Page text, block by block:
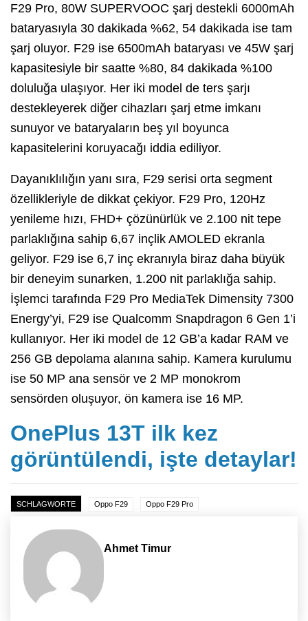
F29 Pro, 80W SUPERVOOC şarj destekli 6000mAh
bataryasıyla 30 dakikada %62, 54 dakikada ise tam
şarj oluyor. F29 ise 6500mAh bataryası ve 45W şarj
kapasitesiyle bir saatte %80, 84 dakikada %100
doluluğa ulaşıyor. Her iki model de ters şarjı
destekleyerek diğer cihazları şarj etme imkanı
sunuyor ve bataryaların beş yıl boyunca
kapasitelerini koruyacağı iddia ediliyor.
Dayanıklılığın yanı sıra, F29 serisi orta segment
özellikleriyle de dikkat çekiyor. F29 Pro, 120Hz
yenileme hızı, FHD+ çözünürlük ve 2.100 nit tepe
parlaklığına sahip 6,67 inçlik AMOLED ekranla
geliyor. F29 ise 6,7 inç ekranıyla biraz daha büyük
bir deneyim sunarken, 1.200 nit parlaklığa sahip.
İşlemci tarafında F29 Pro MediaTek Dimensity 7300
Energy’yi, F29 ise Qualcomm Snapdragon 6 Gen 1’i
kullanıyor. Her iki model de 12 GB’a kadar RAM ve
256 GB depolama alanına sahip. Kamera kurulumu
ise 50 MP ana sensör ve 2 MP monokrom
sensörden oluşuyor, ön kamera ise 16 MP.
OnePlus 13T ilk kez
görüntülendi, işte detaylar!
SCHLAGWORTE Oppo F29 Oppo F29 Pro
Ahmet Timur